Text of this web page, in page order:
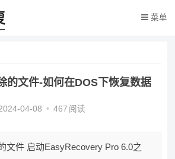
菜单
的文件-如何在DOS下恢复数据
04-08 • 467 阅读
文件 启动EasyRecovery Pro 6.0之